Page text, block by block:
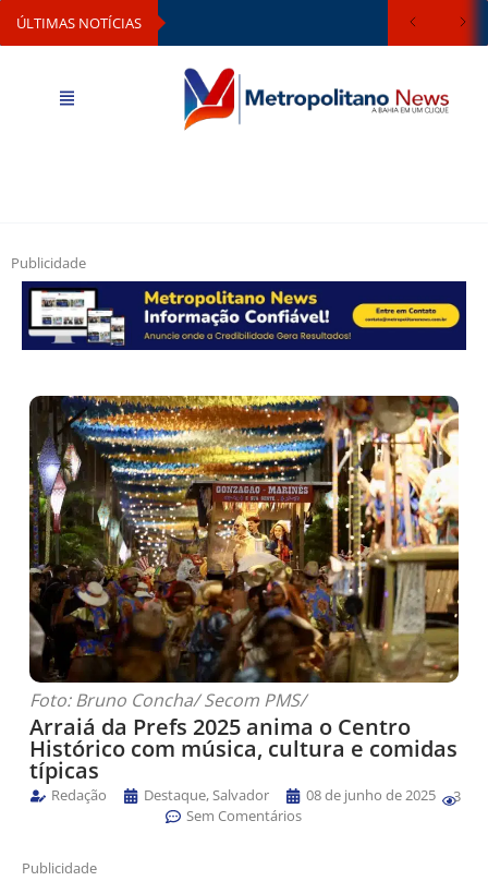
ÚLTIMAS NOTÍCIAS
Publicidade
Foto: Bruno Concha/ Secom PMS/
Arraiá da Prefs 2025 anima o Centro
Histórico com música, cultura e comidas
típicas
Redação Destaque,Salvador
08 de junho de 2025
Sem Comentários
3
Publicidade